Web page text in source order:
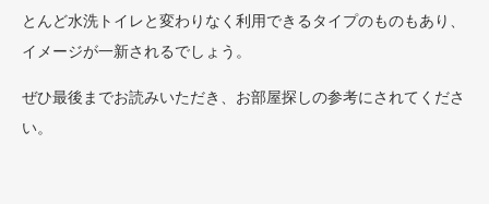
とんど水洗トイレと変わりなく利用できるタイプのものもあり、
イメージが一新されるでしょう。
ぜひ最後までお読みいただき、お部屋探しの参考にされてくださ
い。